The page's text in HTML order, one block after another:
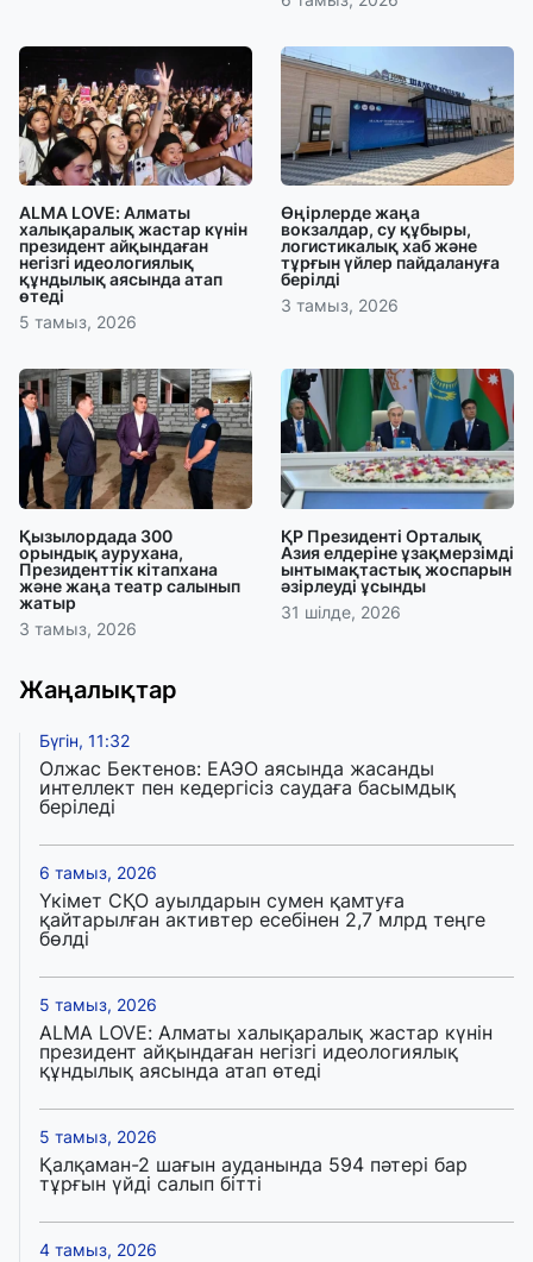
ALMA LOVE: Алматы
халықаралық жастар күнін
президент айқындаған
негізгі идеологиялық
құндылық аясында атап
өтеді
5 тамыз, 2026
Өңірлерде жаңа
вокзалдар, су құбыры,
логистикалық хаб және
тұрғын үйлер пайдалануға
берілді
3 тамыз, 2026
Қызылордада 300
орындық аурухана,
Президенттік кітапхана
және жаңа театр салынып
жатыр
3 тамыз, 2026
ҚР Президенті Орталық
Азия елдеріне ұзақмерзімді
ынтымақтастық жоспарын
әзірлеуді ұсынды
31 шілде, 2026
Жаңалықтар
Бүгін, 11:32
Олжас Бектенов: ЕАЭО аясында жасанды
интеллект пен кедергісіз саудаға басымдық
беріледі
6 тамыз, 2026
Үкімет СҚО ауылдарын сумен қамтуға
қайтарылған активтер есебінен 2,7 млрд теңге
бөлді
5 тамыз, 2026
ALMA LOVE: Алматы халықаралық жастар күнін
президент айқындаған негізгі идеологиялық
құндылық аясында атап өтеді
5 тамыз, 2026
Қалқаман-2 шағын ауданында 594 пәтері бар
тұрғын үйді салып бітті
4 тамыз, 2026